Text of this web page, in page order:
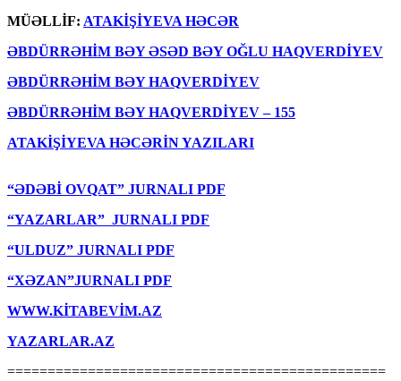
MÜƏLLİF: ATAKİŞİYEVA HƏCƏR
ƏBDÜRRƏHİM BƏY ƏSƏD BƏY OĞLU HAQVERDİYEV
ƏBDÜRRƏHİM BƏY HAQVЕRDİYЕV
ƏBDÜRRƏHİM BƏY HAQVЕRDİYЕV – 155
ATAKİŞİYEVA HƏCƏRİN YAZILARI
“ƏDƏBİ OVQAT” JURNALI PDF
“YAZARLAR” JURNALI PDF
“ULDUZ” JURNALI PDF
“XƏZAN”JURNALI PDF
WWW.KİTABEVİM.AZ
YAZARLAR.AZ
===============================================